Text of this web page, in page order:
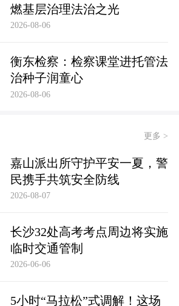
燃基层治理法治之光
2026-08-06
衡东检察：检察课堂进托管法
治种子润童心
2026-08-06
更多 >
嘉山派出所守护平安一夏，警
民携手共筑安全防线
2026-08-07
长沙32处高考考点周边将实施
临时交通管制
2026-06-06
5小时“马拉松”式调解！这场